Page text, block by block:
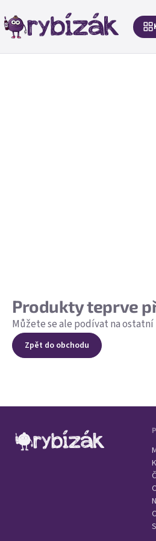
Produkty teprve
Můžete se ale podívat na
Zpět do obchodu
Zápatí